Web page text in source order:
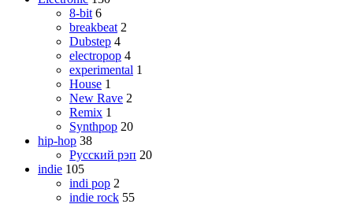
8-bit 6
breakbeat 2
Dubstep 4
electropop 4
experimental 1
House 1
New Rave 2
Remix 1
Synthpop 20
hip-hop 38
Русский рэп 20
indie 105
indi pop 2
indie rock 55